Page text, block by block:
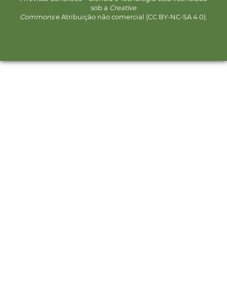
sob a Creative
Commonse Atribuição não comercial (CC BY-NC-SA 4.0).